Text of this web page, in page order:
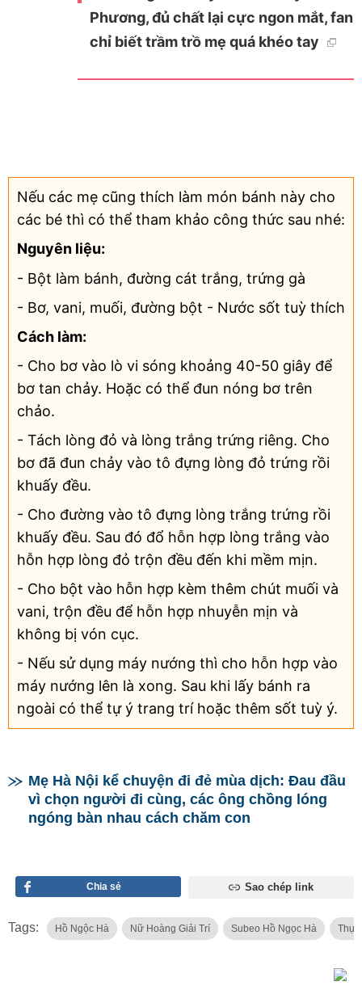
Phương, đủ chất lại cực ngon mắt, fan
chỉ biết trầm trồ mẹ quá khéo tay
Nếu các mẹ cũng thích làm món bánh này cho
các bé thì có thể tham khảo công thức sau nhé:
Nguyên liệu:
- Bột làm bánh, đường cát trắng, trứng gà
- Bơ, vani, muối, đường bột - Nước sốt tuỳ thích
Cách làm:
- Cho bơ vào lò vi sóng khoảng 40-50 giây để
bơ tan chảy. Hoặc có thể đun nóng bơ trên
chảo.
- Tách lòng đỏ và lòng trắng trứng riêng. Cho
bơ đã đun chảy vào tô đựng lòng đỏ trứng rồi
khuấy đều.
- Cho đường vào tô đựng lòng trắng trứng rồi
khuấy đều. Sau đó đổ hỗn hợp lòng trắng vào
hỗn hợp lòng đỏ trộn đều đến khi mềm mịn.
- Cho bột vào hỗn hợp kèm thêm chút muối và
vani, trộn đều để hỗn hợp nhuyễn mịn và
không bị vón cục.
- Nếu sử dụng máy nướng thì cho hỗn hợp vào
máy nướng lên là xong. Sau khi lấy bánh ra
ngoài có thể tự ý trang trí hoặc thêm sốt tuỳ ý.
Mẹ Hà Nội kể chuyện đi đẻ mùa dịch: Đau đầu
vì chọn người đi cùng, các ông chồng lóng
ngóng bàn nhau cách chăm con
Chia sẻ Sao chép link
Tags: Hồ Ngộc Hà Nữ Hoàng Giải Trí Subeo Hồ Ngọc Hà